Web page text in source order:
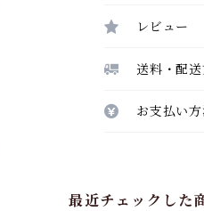
レビュー
送料・配
お支払い
最近チェックした